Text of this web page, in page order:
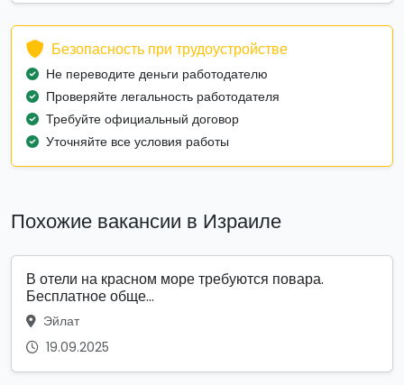
Безопасность при трудоустройстве
Не переводите деньги работодателю
Проверяйте легальность работодателя
Требуйте официальный договор
Уточняйте все условия работы
Похожие вакансии в Израиле
В отели на красном море требуются повара.
Бесплатное обще...
Эйлат
19.09.2025